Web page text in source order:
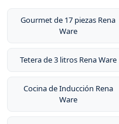
Gourmet de 17 piezas Rena
Ware
Tetera de 3 litros Rena Ware
Cocina de Inducción Rena
Ware